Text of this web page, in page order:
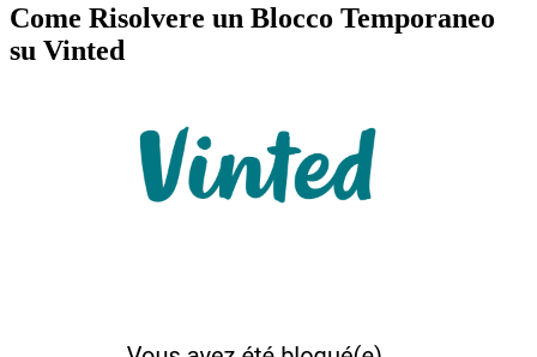
Come Risolvere un Blocco Temporaneo
su Vinted